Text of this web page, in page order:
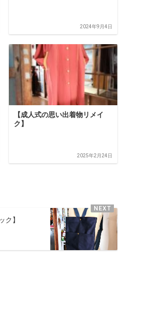
2024年9月4日
【成人式の思い出着物リメイ
ク】
2025年2月24日
ク】